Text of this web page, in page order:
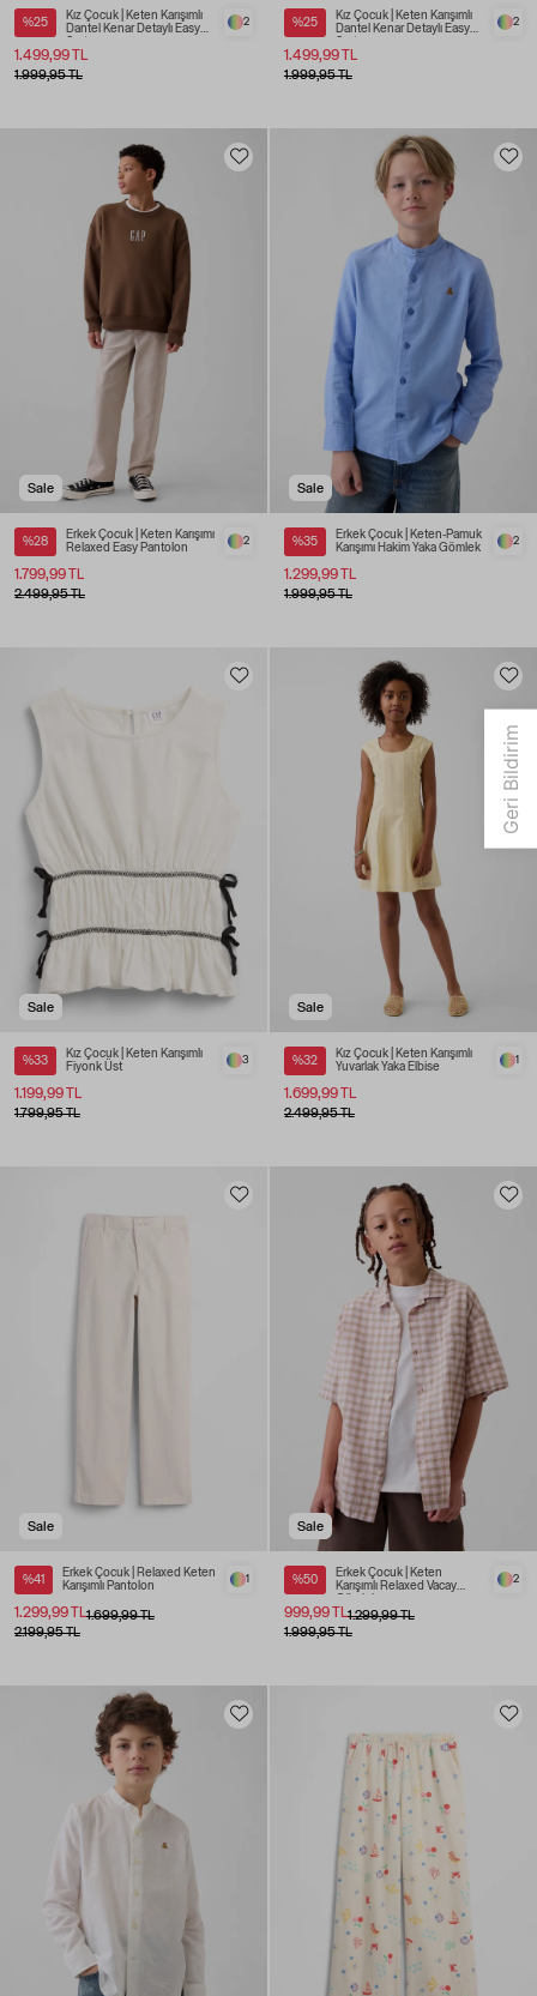
%25
Kız Çocuk | Keten Karışımlı
Dantel Kenar Detaylı Easy
Şort
1.499,99 TL
2
1.999,95 TL
%25
Kız Çocuk | Keten Karışımlı
Dantel Kenar Detaylı Easy
Şort
1.499,99 TL
2
1.999,95 TL
Sale
%28
Erkek Çocuk | Keten Karışımı
Relaxed Easy Pantolon
1.799,99 TL
2
2.499,95 TL
Sale
%35
Erkek Çocuk | Keten-Pamuk
Karışımı Hakim Yaka Gömlek
1.299,99 TL
2
1.999,95 TL
Sale
%33
Kız Çocuk | Keten Karışımlı
Fiyonk Üst
1.199,99 TL
3
1.799,95 TL
Sale
%32
Kız Çocuk | Keten Karışımlı
Yuvarlak Yaka Elbise
1.699,99 TL
1
2.499,95 TL
Sale
%41
Erkek Çocuk | Relaxed Keten
Karışımlı Pantolon
1.699,99 TL
1.299,99 TL
1
2.199,95 TL
Sale
%50
Erkek Çocuk | Keten
Karışımlı Relaxed Vacay
Gömlek
1.299,99 TL
999,99 TL
2
1.999,95 TL